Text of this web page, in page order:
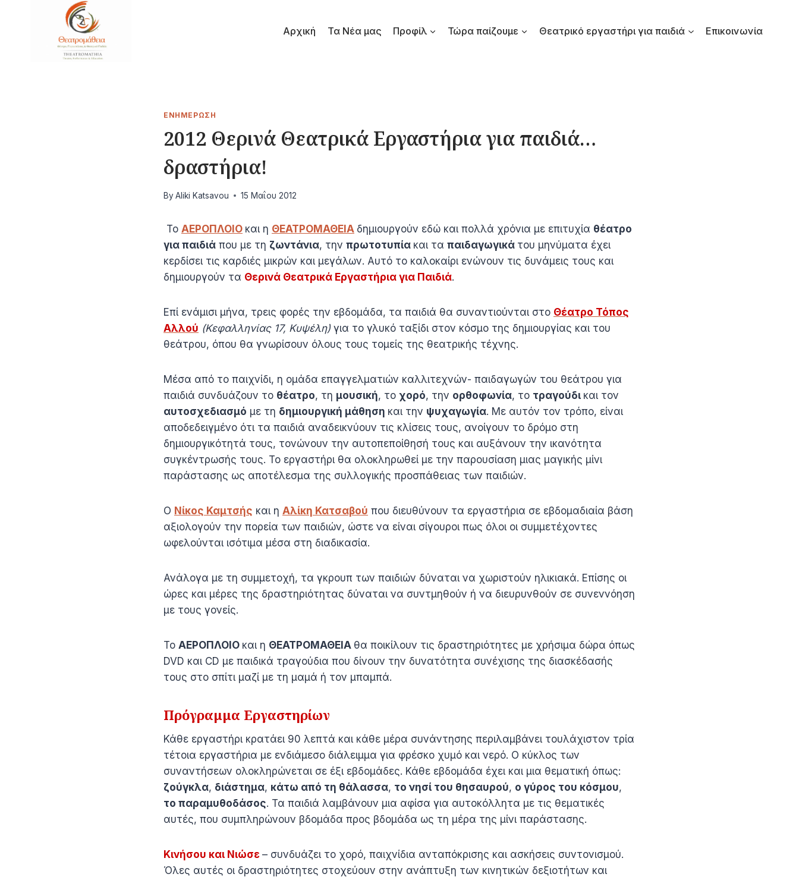
Αρχική Τα Νέα μας Προφίλ Τώρα παίζουμε Θεατρικό εργαστήρι για παιδιά Επικοινωνία
ΕΝΗΜΈΡΩΣΗ
2012 Θερινά Θεατρικά Εργαστήρια για παιδιά…
δραστήρια!
By Aliki Katsavou 15 Μαΐου 2012
Το ΑΕΡΟΠΛΟΙΟ και η ΘΕΑΤΡΟΜΑΘΕΙΑ δημιουργούν εδώ και πολλά χρόνια με επιτυχία θέατρο
για παιδιά που με τη ζωντάνια, την πρωτοτυπία και τα παιδαγωγικά του μηνύματα έχει
κερδίσει τις καρδιές μικρών και μεγάλων. Αυτό το καλοκαίρι ενώνουν τις δυνάμεις τους και
δημιουργούν τα Θερινά Θεατρικά Εργαστήρια για Παιδιά.
Επί ενάμισι μήνα, τρεις φορές την εβδομάδα, τα παιδιά θα συναντιούνται στο Θέατρο Τόπος
Αλλού (Κεφαλληνίας 17, Κυψέλη) για το γλυκό ταξίδι στον κόσμο της δημιουργίας και του
θεάτρου, όπου θα γνωρίσουν όλους τους τομείς της θεατρικής τέχνης.
Μέσα από το παιχνίδι, η ομάδα επαγγελματιών καλλιτεχνών- παιδαγωγών του θεάτρου για
παιδιά συνδυάζουν το θέατρο, τη μουσική, το χορό, την ορθοφωνία, το τραγούδι και τον
αυτοσχεδιασμό με τη δημιουργική μάθηση και την ψυχαγωγία. Με αυτόν τον τρόπο, είναι
αποδεδειγμένο ότι τα παιδιά αναδεικνύουν τις κλίσεις τους, ανοίγουν το δρόμο στη
δημιουργικότητά τους, τονώνουν την αυτοπεποίθησή τους και αυξάνουν την ικανότητα
συγκέντρωσής τους. Το εργαστήρι θα ολοκληρωθεί με την παρουσίαση μιας μαγικής μίνι
παράστασης ως αποτέλεσμα της συλλογικής προσπάθειας των παιδιών.
Ο Νίκος Καμτσής και η Αλίκη Κατσαβού που διευθύνουν τα εργαστήρια σε εβδομαδιαία βάση
αξιολογούν την πορεία των παιδιών, ώστε να είναι σίγουροι πως όλοι οι συμμετέχοντες
ωφελούνται ισότιμα μέσα στη διαδικασία.
Ανάλογα με τη συμμετοχή, τα γκρουπ των παιδιών δύναται να χωριστούν ηλικιακά. Επίσης οι
ώρες και μέρες της δραστηριότητας δύναται να συντμηθούν ή να διευρυνθούν σε συνεννόηση
με τους γονείς.
Το ΑΕΡΟΠΛΟΙΟ και η ΘΕΑΤΡΟΜΑΘΕΙΑ θα ποικίλουν τις δραστηριότητες με χρήσιμα δώρα όπως
DVD και CD με παιδικά τραγούδια που δίνουν την δυνατότητα συνέχισης της διασκέδασής
τους στο σπίτι μαζί με τη μαμά ή τον μπαμπά.
Πρόγραμμα Εργαστηρίων
Κάθε εργαστήρι κρατάει 90 λεπτά και κάθε μέρα συνάντησης περιλαμβάνει τουλάχιστον τρία
τέτοια εργαστήρια με ενδιάμεσο διάλειμμα για φρέσκο χυμό και νερό. Ο κύκλος των
συναντήσεων ολοκληρώνεται σε έξι εβδομάδες. Κάθε εβδομάδα έχει και μια θεματική όπως:
ζούγκλα, διάστημα, κάτω από τη θάλασσα, το νησί του θησαυρού, ο γύρος του κόσμου,
το παραμυθοδάσος. Τα παιδιά λαμβάνουν μια αφίσα για αυτοκόλλητα με τις θεματικές
αυτές, που συμπληρώνουν βδομάδα προς βδομάδα ως τη μέρα της μίνι παράστασης.
Κινήσου και Νιώσε – συνδυάζει το χορό, παιχνίδια ανταπόκρισης και ασκήσεις συντονισμού.
Όλες αυτές οι δραστηριότητες στοχεύουν στην ανάπτυξη των κινητικών δεξιοτήτων και